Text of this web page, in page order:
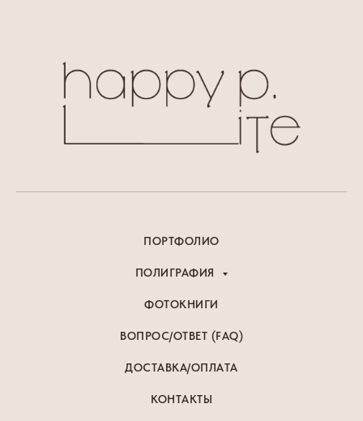
ПОРТФОЛИО
ПОЛИГРАФИЯ
ФОТОКНИГИ
ВОПРОС/ОТВЕТ (FAQ)
ДОСТАВКА/ОПЛАТА
КОНТАКТЫ